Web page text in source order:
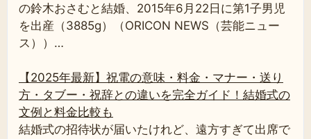
の鈴木おさむと結婚、2015年6月22日に第1子男児
を出産（3885g）（ORICON NEWS（芸能ニュー
ス））…
【2025年最新】祝電の意味・料金・マナー・送り
方・タブー・祝辞との違いを完全ガイド！結婚式の
文例と料金比較も
結婚式の招待状が届いたけれど、遠方すぎて出席で